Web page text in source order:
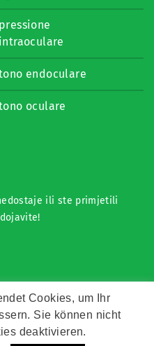
pressione
intraoculare
endoculare
oculare
ili ste primjetili
Franko Zeitz
Cookies, um Ihr
Sie können nicht
deaktivieren.